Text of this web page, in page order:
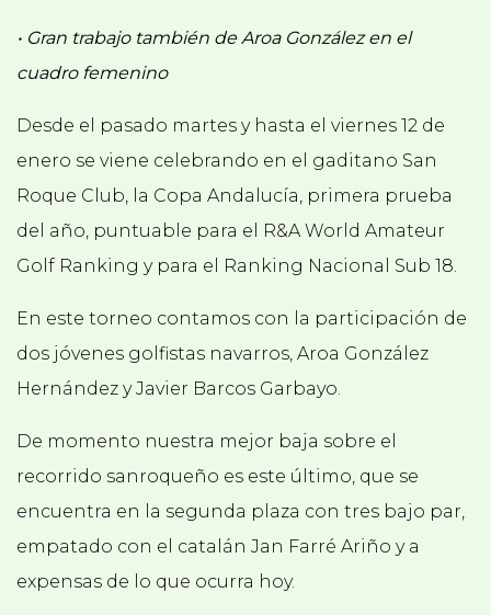
• Gran trabajo también de Aroa González en el
cuadro femenino
Desde el pasado martes y hasta el viernes 12 de
enero se viene celebrando en el gaditano San
Roque Club, la Copa Andalucía, primera prueba
del año, puntuable para el R&A World Amateur
Golf Ranking y para el Ranking Nacional Sub 18.
En este torneo contamos con la participación de
dos jóvenes golfistas navarros, Aroa González
Hernández y Javier Barcos Garbayo.
De momento nuestra mejor baja sobre el
recorrido sanroqueño es este último, que se
encuentra en la segunda plaza con tres bajo par,
empatado con el catalán Jan Farré Ariño y a
expensas de lo que ocurra hoy.